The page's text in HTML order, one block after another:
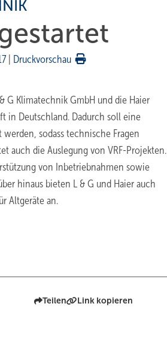
Druckvorschau
G Klimatechnik GmbH und die Haier
in Deutschland. Dadurch soll eine
sodass technische Fragen
auch die Auslegung von VRF-Projekten.
von Inbetriebnahmen sowie
hinaus bieten L & G und Haier auch
Altgeräte an.
Teilen Link kopieren